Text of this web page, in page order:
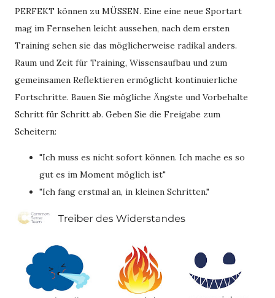
PERFEKT können zu MÜSSEN. Eine eine neue Sportart
mag im Fernsehen leicht aussehen, nach dem ersten
Training sehen sie das möglicherweise radikal anders.
Raum und Zeit für Training, Wissensaufbau und zum
gemeinsamen Reflektieren ermöglicht kontinuierliche
Fortschritte. Bauen Sie mögliche Ängste und Vorbehalte
Schritt für Schritt ab. Geben Sie die Freigabe zum
Scheitern:
"Ich muss es nicht sofort können. Ich mache es so
gut es im Moment möglich ist"
"Ich fang erstmal an, in kleinen Schritten."